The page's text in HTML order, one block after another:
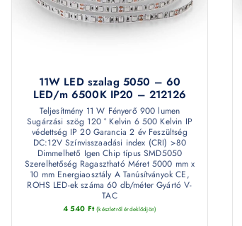
11W LED szalag 5050 – 60
LED/m 6500K IP20 – 212126
Teljesítmény 11 W Fényerő 900 lumen
Sugárzási szög 120 ° Kelvin 6 500 Kelvin IP
védettség IP 20 Garancia 2 év Feszültség
DC:12V Színvisszaadási index (CRI) >80
Dimmelhető Igen Chip típus SMD5050
Szerelhetőség Ragasztható Méret 5000 mm x
10 mm Energiaosztály A Tanúsítványok CE,
ROHS LED-ek száma 60 db/méter Gyártó V-
TAC
4 540 Ft (készletről érdeklődjön)